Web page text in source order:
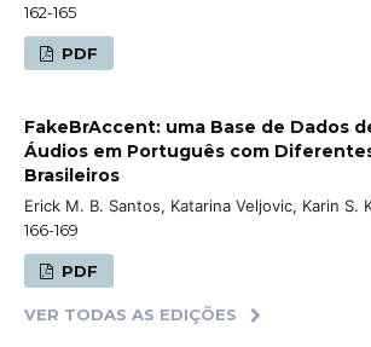
162-165
PDF
FakeBrAccent: uma Base de Dados
Áudios em Português com
Brasileiros
Erick M. B. Santos, Katarina Veljovic, Karin S.
166-169
PDF
VER TODAS AS EDIÇÕES